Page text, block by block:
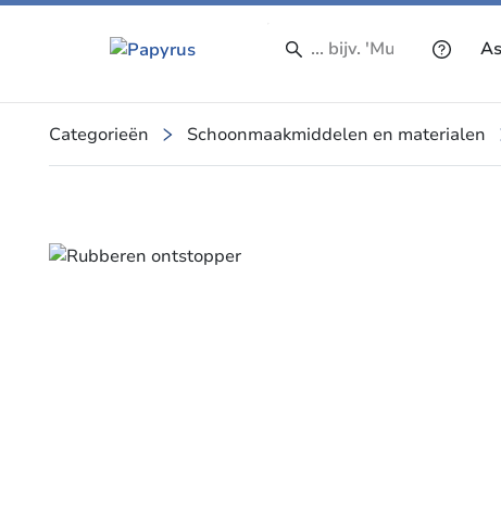
Categorieën Schoonmaakmiddelen en materialen
Slide 2 of 2